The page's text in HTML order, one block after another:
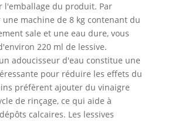
l'emballage du produit. Par
une machine de 8 kg contenant du
sale et une eau dure, vous
220 ml de lessive.
adoucisseur d'eau constitue une
pour réduire les effets du
préfèrent ajouter du vinaigre
de rinçage, ce qui aide à
calcaires. Les lessives